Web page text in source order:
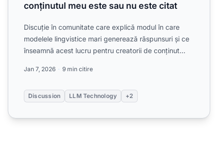
conținutul meu este sau nu este citat
Discuție în comunitate care explică modul în care
modelele lingvistice mari generează răspunsuri și ce
înseamnă acest lucru pentru creatorii de conținut
Jan 7, 2026 9 min citire
Discussion LLM Technology +2